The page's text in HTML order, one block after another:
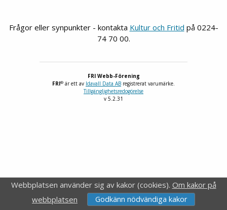
Frågor eller synpunkter - kontakta Kultur och Fritid på 0224-
74 70 00.
FRI Webb-Förening
FRI® är ett av Idavall Data AB registrerat varumärke.
Tillgänglighetsredogörelse
v 5.2.31
Webbplatsen använder sig av kakor (cookies). Om kakor på
webbplatsen
Godkänn nödvändiga kakor